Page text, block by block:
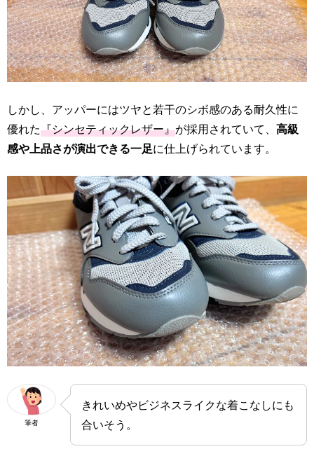
しかし、アッパーにはツヤと若干のシボ感のある耐久性に
優れた『シンセティックレザー』が採用されていて、 高級
感や上品さが演出できる一足に仕上げられています。
筆者
きれいめやビジネスライクな着こなしにも
合いそう。